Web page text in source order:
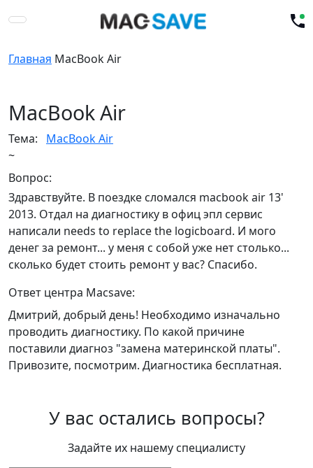
Главная MacBook Air
MacBook Air
Тема:
MacBook Air
~
Вопрос:
Здравствуйте. В поездке сломался macbook air 13'
2013. Отдал на диагностику в офиц эпл сервис
написали needs to replace the logicboard. И мого
денег за ремонт... у меня с собой уже нет столько...
сколько будет стоить ремонт у вас? Спасибо.
Ответ центра Macsave:
Дмитрий, добрый день! Необходимо изначально
проводить диагностику. По какой причине
поставили диагноз "замена материнской платы".
Привозите, посмотрим. Диагностика бесплатная.
У вас остались вопросы?
Задайте их нашему специалисту